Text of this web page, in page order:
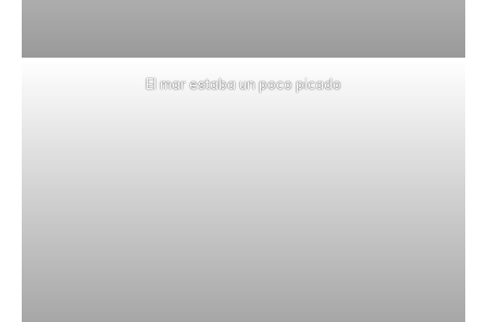
El mar estaba un poco picado